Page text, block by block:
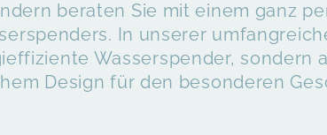
Trinkflaschen
Service
beraten Sie mit einem ganz
In unserer
Wasserspender, sondern
Design für den besonderen